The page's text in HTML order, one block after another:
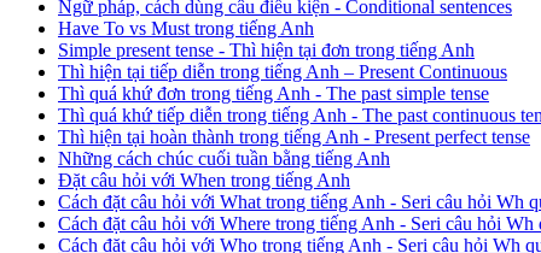
Ngữ pháp, cách dùng câu điều kiện - Conditional sentences
Have To vs Must trong tiếng Anh
Simple present tense - Thì hiện tại đơn trong tiếng Anh
Thì hiện tại tiếp diễn trong tiếng Anh – Present Continuous
Thì quá khứ đơn trong tiếng Anh - The past simple tense
Thì quá khứ tiếp diễn trong tiếng Anh - The past continuous
Thì hiện tại hoàn thành trong tiếng Anh - Present perfect tense
Những cách chúc cuối tuần bằng tiếng Anh
Đặt câu hỏi với When trong tiếng Anh
Cách đặt câu hỏi với What trong tiếng Anh - Seri câu hỏi Wh
Cách đặt câu hỏi với Where trong tiếng Anh - Seri câu hỏi Wh
Cách đặt câu hỏi với Who trong tiếng Anh - Seri câu hỏi Wh